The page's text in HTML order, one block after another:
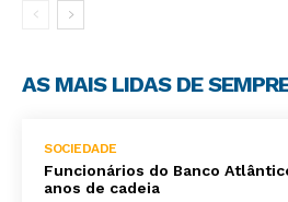
AS MAIS LIDAS DE
SOCIEDADE
Funcionários do Banco
anos de cadeia